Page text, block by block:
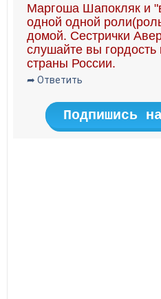
Маргоша Шапокляк и
одной одной
домой. Сестрички
слушайте вы
страны России.
➦ Ответить
Подпишись